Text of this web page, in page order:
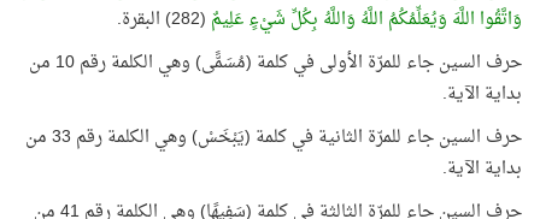
وَاتَّقُوا اللَّهَ وَيُعَلِّمُكُمُ اللَّهُ وَاللَّهُ بِكُلِّ شَيْءٍ عَلِيمٌ (282) البقرة.
حرف السين جاء للمرّة الأولى في كلمة (مُسَمًّى) وهي الكلمة رقم 10 من
بداية الآية.
حرف السين جاء للمرّة الثانية في كلمة (يَبْخَسْ) وهي الكلمة رقم 33 من
بداية الآية.
حرف السين جاء للمرّة الثالثة في كلمة (سَفِيهًا) وهي الكلمة رقم 41 من